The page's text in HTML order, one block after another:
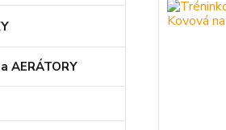
AERÁTORY